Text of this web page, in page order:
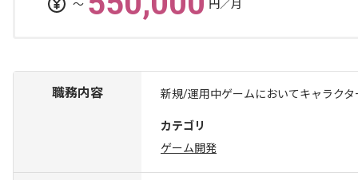
〜 円／月
職務内容 新規/運用中ゲームにおいてキャラク
カテゴリ
ゲーム開発